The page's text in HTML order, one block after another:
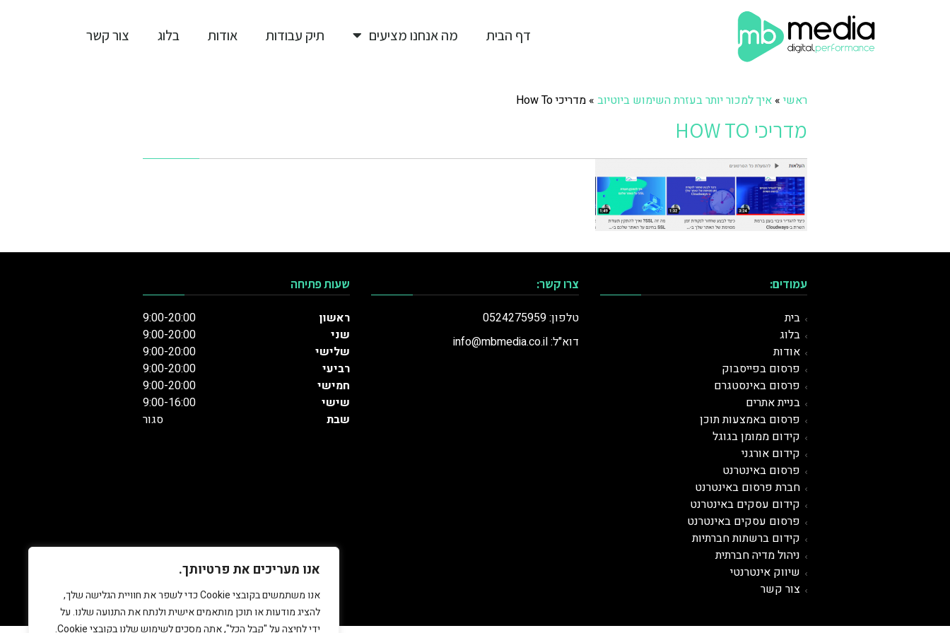
אנו מעריכים את פרטיותך.
אנו משתמשים בקובצי Cookie כדי לשפר את חוויית הגלישה שלך,
להציג מודעות או תוכן מותאמים אישית ולנתח את התנועה שלנו. על
ידי לחיצה על "קבל הכל", אתה מסכים לשימוש שלנו בקובצי Cookie.
דף הבית מה אנחנו מציעים תיק עבודות אודות בלוג צור קשר
ראשי » איך למכור יותר בעזרת השימוש ביוטיוב » מדריכי How To
מדריכי HOW TO
עמודים:
בית
בלוג
אודות
פרסום בפייסבוק
פרסום באינסטגרם
בניית אתרים
פרסום באמצעות תוכן
קידום ממומן בגוגל
קידום אורגני
פרסום באינטרנט
חברת פרסום באינטרנט
קידום עסקים באינטרנט
פרסום עסקים באינטרנט
קידום ברשתות חברתיות
ניהול מדיה חברתית
שיווק אינטרנטי
צור קשר
צרו קשר:
טלפון: 0524275959
דוא"ל: info@mbmedia.co.il
שעות פתיחה
ראשון
9:00-20:00
שני
9:00-20:00
שלישי
9:00-20:00
רביעי
9:00-20:00
חמישי
9:00-20:00
שישי
9:00-16:00
שבת
סגור